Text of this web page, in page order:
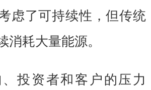
虑了可持续性，但传统
消耗大量能源。
投资者和客户的压力